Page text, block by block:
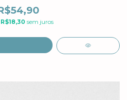
R$18,30 sem juros